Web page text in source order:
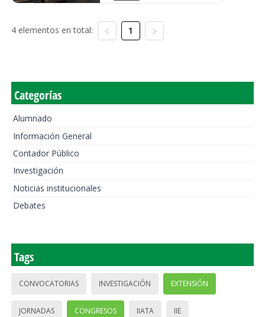
4 elementos en total: 1
Categorías
Alumnado
Información General
Contador Público
Investigación
Noticias institucionales
Debates
Tags
CONVOCATORIAS INVESTIGACIÓN EXTENSIÓN
JORNADAS CONGRESOS IIATA IIE